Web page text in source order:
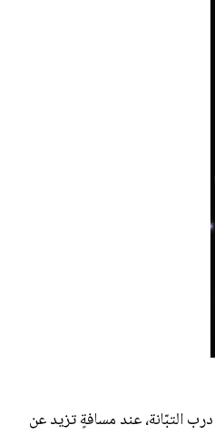
التبّانة، عند مسافةٍ تزيد عن